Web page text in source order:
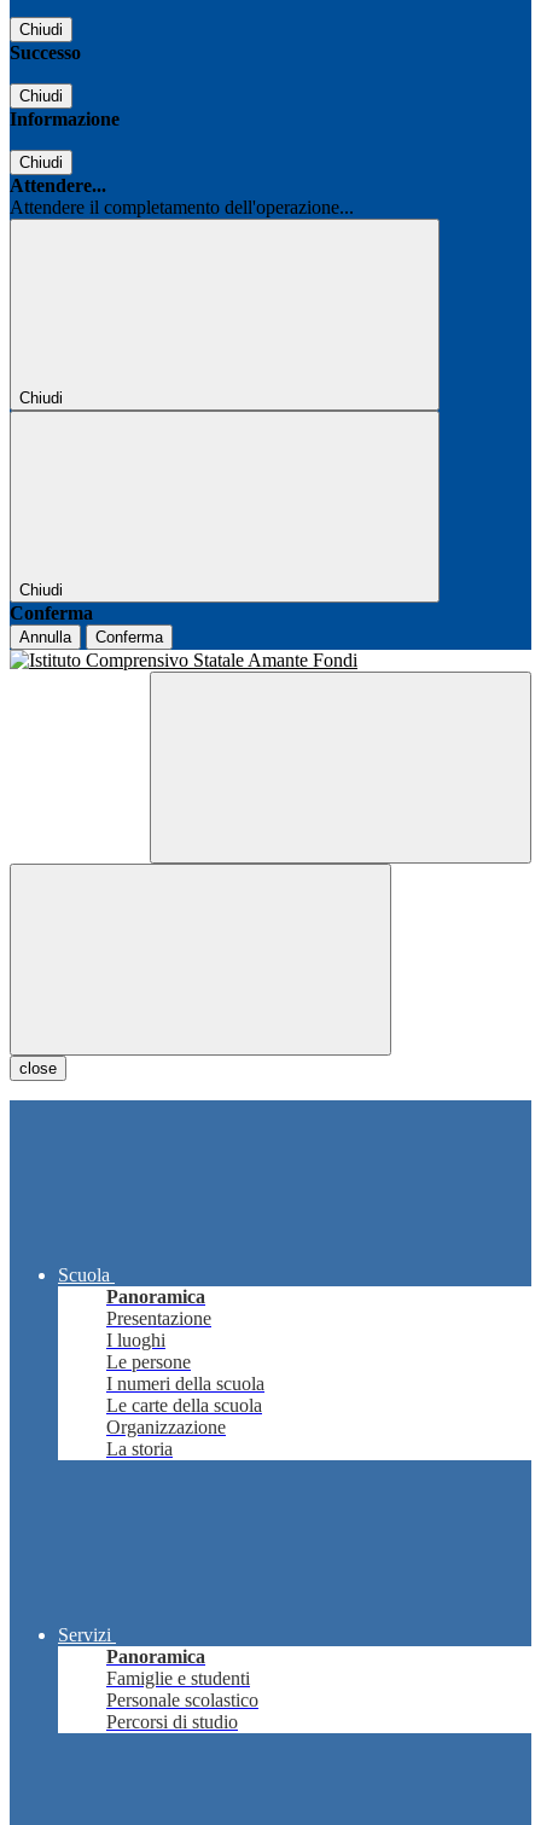
Chiudi
Successo
Chiudi
Informazione
Chiudi
Attendere...
Attendere il completamento dell'operazione...
Chiudi
Chiudi
Conferma
Annulla Conferma
close
Scuola
Panoramica
Presentazione
I luoghi
Le persone
I numeri della scuola
Le carte della scuola
Organizzazione
La storia
Servizi
Panoramica
Famiglie e studenti
Personale scolastico
Percorsi di studio